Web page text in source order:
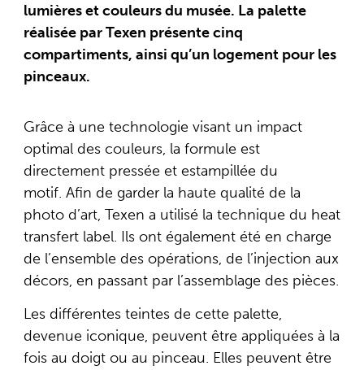
lumières et couleurs du musée. La palette
réalisée par Texen présente cinq
compartiments, ainsi qu’un logement pour les
pinceaux.
Grâce à une technologie visant un impact
optimal des couleurs, la formule est
directement pressée et estampillée du
motif. Afin de garder la haute qualité de la
photo d’art, Texen a utilisé la technique du heat
transfert label. Ils ont également été en charge
de l’ensemble des opérations, de l’injection aux
décors, en passant par l’assemblage des pièces.
Les différentes teintes de cette palette,
devenue iconique, peuvent être appliquées à la
fois au doigt ou au pinceau. Elles peuvent être